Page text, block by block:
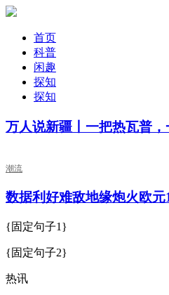
首页
科普
闲趣
探知
探知
万人说新疆丨一把热瓦普
潮流
数据利好难敌地缘炮火欧元
{固定句子1}
{固定句子2}
热讯